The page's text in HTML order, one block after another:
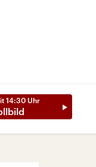
14:30 Uhr